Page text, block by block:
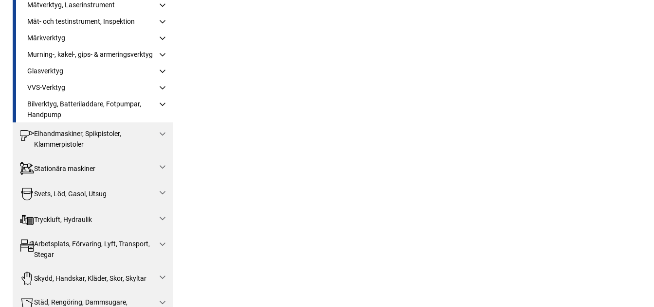
Mätverktyg, Laserinstrument
Mät- och testinstrument, Inspektion
Märkverktyg
Murning-, kakel-, gips- & armeringsverktyg
Glasverktyg
VVS-Verktyg
Bilverktyg, Batteriladdare, Fotpumpar,
Handpump
Elhandmaskiner, Spikpistoler,
Klammerpistoler
Stationära maskiner
Svets, Löd, Gasol, Utsug
Tryckluft, Hydraulik
Arbetsplats, Förvaring, Lyft, Transport,
Stegar
Skydd, Handskar, Kläder, Skor, Skyltar
Städ, Rengöring, Dammsugare,